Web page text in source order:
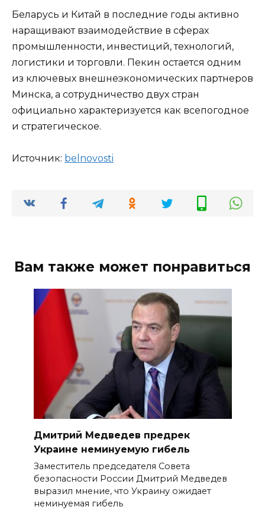
Беларусь и Китай в последние годы активно
наращивают взаимодействие в сферах
промышленности, инвестиций, технологий,
логистики и торговли. Пекин остается одним
из ключевых внешнеэкономических партнеров
Минска, а сотрудничество двух стран
официально характеризуется как всепогодное
и стратегическое.
Источник: bel­novosti
Вам также может понравиться
Дмитрий Медведев предрек
Украине неминуемую гибель
Заместитель председателя Совета
безопасности России Дмитрий Медведев
выразил мнение, что Украину ожидает
неминуемая гибель